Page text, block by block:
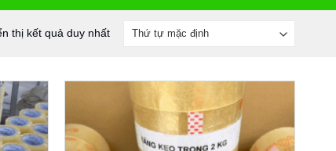
thị kết quả duy nhất